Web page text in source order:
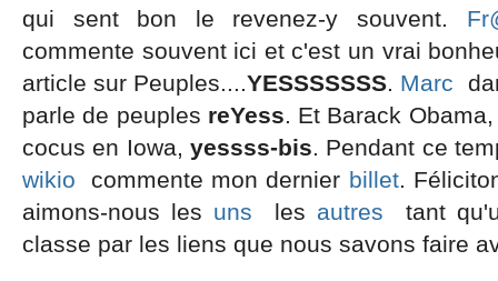
qui sent bon le revenez-y souvent.
commente souvent ici et c'est un vrai
article sur Peuples....YESSSSSSS. Marc
parle de peuples reYess. Et Barack
cocus en Iowa, yessss-bis. Pendant ce
wikio
commente mon dernier billet.
aimons-nous les uns les autres
tant
classe par les liens que nous savons faire